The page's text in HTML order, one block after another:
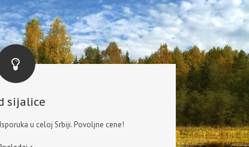
sijalice
u celoj Srbiji. Povoljne cene!